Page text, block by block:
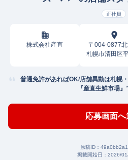
正社員
株式会社産直
〒004-0877
札幌市清田区
普通免許があればOK/店舗異動は札幌
『産直生鮮市場』
応募画面へ
原稿ID：
掲載開始日： 2026/